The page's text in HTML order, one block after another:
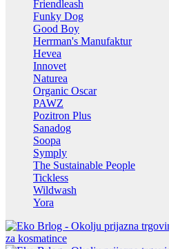
Friendleash
Funky Dog
Good Boy
Herrman's Manufaktur
Hevea
Innovet
Naturea
Organic Oscar
PAWZ
Pozitron Plus
Sanadog
Soopa
Symply
The Sustainable People
Tickless
Wildwash
Yora